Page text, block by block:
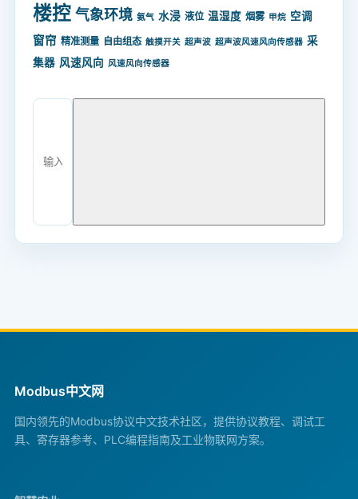
楼控 气象环境 氨气 水浸 液位 温湿度 烟雾 甲烷 空调
窗帘 精准测量 自由组态 触摸开关 超声波 超声波风速风向传感器 采
集器 风速风向 风速风向传感器
Modbus中文网
国内领先的Modbus协议中文技术社区，提供协议教程、调试工
具、寄存器参考、PLC编程指南及工业物联网方案。